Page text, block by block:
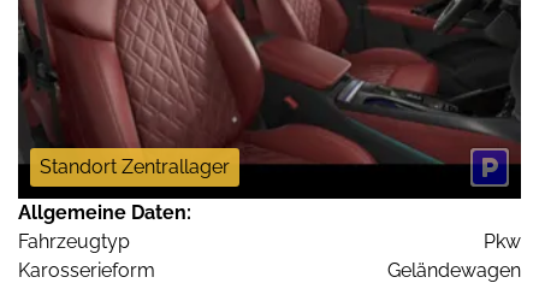
Standort Zentrallager
Allgemeine Daten:
Fahrzeugtyp
Pkw
Karosserieform
Geländewagen